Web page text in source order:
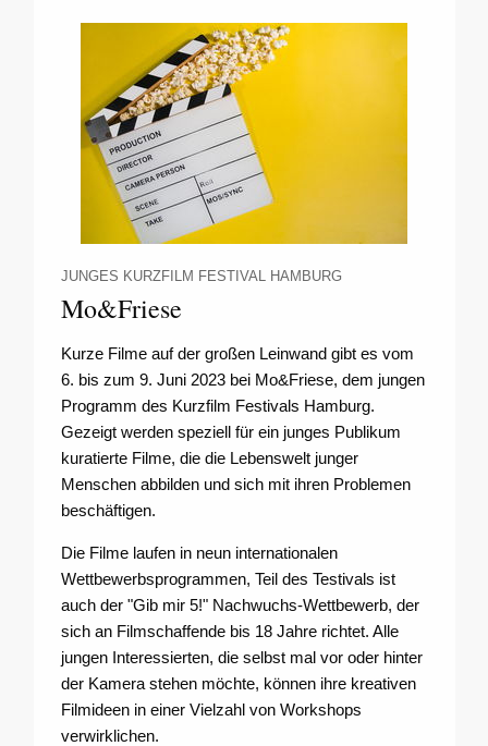
JUNGES KURZFILM FESTIVAL HAMBURG
Mo&Friese
Kurze Filme auf der großen Leinwand gibt es vom
6. bis zum 9. Juni 2023 bei Mo&Friese, dem jungen
Programm des Kurzfilm Festivals Hamburg.
Gezeigt werden speziell für ein junges Publikum
kuratierte Filme, die die Lebenswelt junger
Menschen abbilden und sich mit ihren Problemen
beschäftigen.
Die Filme laufen in neun internationalen
Wettbewerbsprogrammen, Teil des Testivals ist
auch der "Gib mir 5!" Nachwuchs-Wettbewerb, der
sich an Filmschaffende bis 18 Jahre richtet. Alle
jungen Interessierten, die selbst mal vor oder hinter
der Kamera stehen möchte, können ihre kreativen
Filmideen in einer Vielzahl von Workshops
verwirklichen.